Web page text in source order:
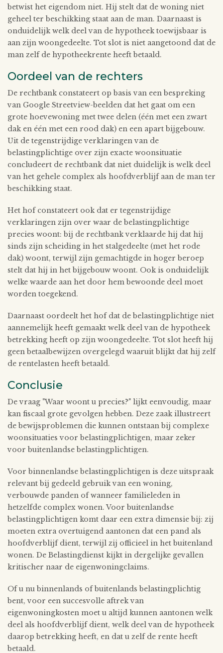
betwist het eigendom niet. Hij stelt dat de woning niet
geheel ter beschikking staat aan de man. Daarnaast is
onduidelijk welk deel van de hypotheek toewijsbaar is
aan zijn woongedeelte. Tot slot is niet aangetoond dat de
man zelf de hypotheekrente heeft betaald.
Oordeel van de rechters
De rechtbank constateert op basis van een bespreking
van Google Streetview-beelden dat het gaat om een
grote hoevewoning met twee delen (één met een zwart
dak en één met een rood dak) en een apart bijgebouw.
Uit de tegenstrijdige verklaringen van de
belastingplichtige over zijn exacte woonsituatie
concludeert de rechtbank dat niet duidelijk is welk deel
van het gehele complex als hoofdverblijf aan de man ter
beschikking staat.
Het hof constateert ook dat er tegenstrijdige
verklaringen zijn over waar de belastingplichtige
precies woont: bij de rechtbank verklaarde hij dat hij
sinds zijn scheiding in het stalgedeelte (met het rode
dak) woont, terwijl zijn gemachtigde in hoger beroep
stelt dat hij in het bijgebouw woont. Ook is onduidelijk
welke waarde aan het door hem bewoonde deel moet
worden toegekend.
Daarnaast oordeelt het hof dat de belastingplichtige niet
aannemelijk heeft gemaakt welk deel van de hypotheek
betrekking heeft op zijn woongedeelte. Tot slot heeft hij
geen betaalbewijzen overgelegd waaruit blijkt dat hij zelf
de rentelasten heeft betaald.
Conclusie
De vraag "Waar woont u precies?" lijkt eenvoudig, maar
kan fiscaal grote gevolgen hebben. Deze zaak illustreert
de bewijsproblemen die kunnen ontstaan bij complexe
woonsituaties voor belastingplichtigen, maar zeker
voor buitenlandse belastingplichtigen.
Voor binnenlandse belastingplichtigen is deze uitspraak
relevant bij gedeeld gebruik van een woning,
verbouwde panden of wanneer familieleden in
hetzelfde complex wonen. Voor buitenlandse
belastingplichtigen komt daar een extra dimensie bij: zij
moeten extra overtuigend aantonen dat een pand als
hoofdverblijf dient, terwijl zij officieel in het buitenland
wonen. De Belastingdienst kijkt in dergelijke gevallen
kritischer naar de eigenwoningclaims.
Of u nu binnenlands of buitenlands belastingplichtig
bent, voor een succesvolle aftrek van
eigenwoningkosten moet u altijd kunnen aantonen welk
deel als hoofdverblijf dient, welk deel van de hypotheek
daarop betrekking heeft, en dat u zelf de rente heeft
betaald.